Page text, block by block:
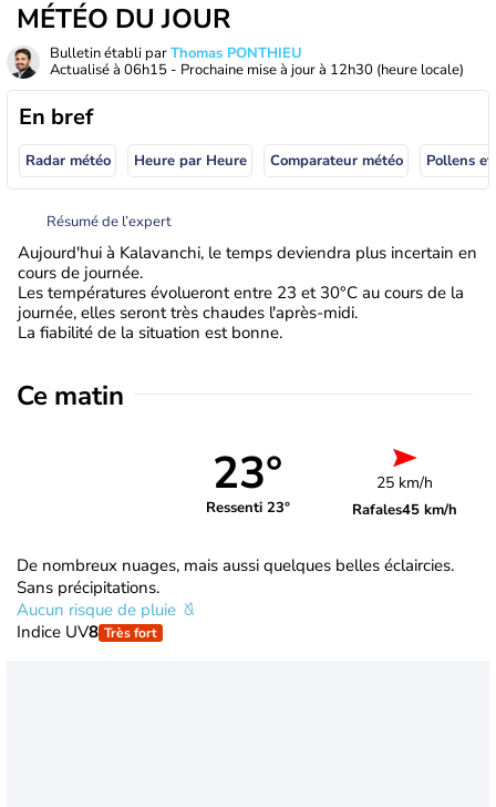
MÉTÉO DU JOUR
Bulletin établi parThomas PONTHIEU
Actualisé à 06h15 - Prochaine mise à jour à 12h30 (heure locale)
En bref
Radar météo Heure par Heure Comparateur météo Pollens
Résumé de l’expert
Aujourd'hui à Kalavanchi, le temps deviendra plus incertain en
cours de journée.
Les températures évolueront entre 23 et 30°C au cours de la
journée, elles seront très chaudes l'après-midi.
La fiabilité de la situation est bonne.
Ce matin
23°
Ressenti 23°
25 km/h
Rafales45 km/h
De nombreux nuages, mais aussi quelques belles éclaircies.
Sans précipitations.
Aucun risque de pluie
Indice UV8 Très fort